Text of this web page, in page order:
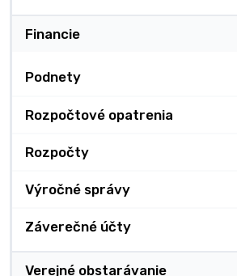
Financie
Podnety
Rozpočtové opatrenia
Rozpočty
Výročné správy
Záverečné účty
Verejné obstarávanie